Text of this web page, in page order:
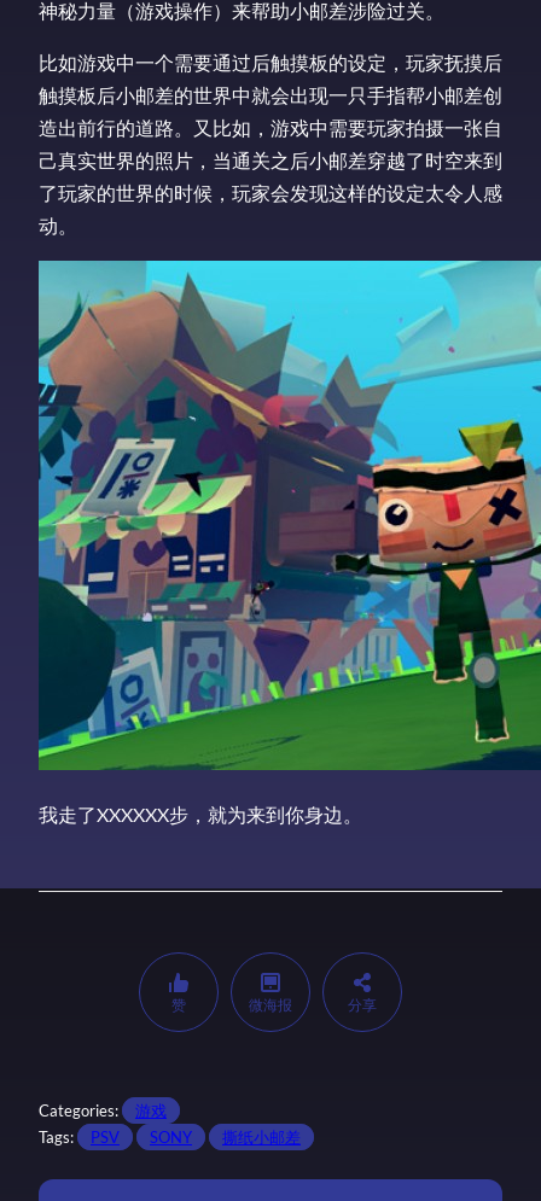
神秘力量（游戏操作）来帮助小邮差涉险过关。
比如游戏中一个需要通过后触摸板的设定，玩家抚摸后
触摸板后小邮差的世界中就会出现一只手指帮小邮差创
造出前行的道路。又比如，游戏中需要玩家拍摄一张自
己真实世界的照片，当通关之后小邮差穿越了时空来到
了玩家的世界的时候，玩家会发现这样的设定太令人感
动。
我走了XXXXXX步，就为来到你身边。
赞 微海报 分享
Categories:
游戏
Tags:
PSV SONY 撕纸小邮差